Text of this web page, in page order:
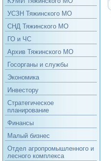
УСЗН Тяжинского МО
СНД Тяжинского МО
ГО и ЧС
Архив Тяжинского МО
Госорганы и службы
Экономика
Инвестору
Стратегическое
планирование
Финансы
Малый бизнес
Отдел агропромышленного и
лесного комплекса